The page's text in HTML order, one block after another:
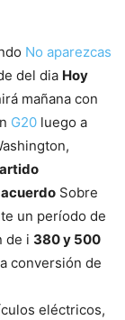
No aparezcas
del dia Hoy
mañana con
G20 luego a
Sobre
un período de
de i 380 y 500
conversión de
eléctricos,